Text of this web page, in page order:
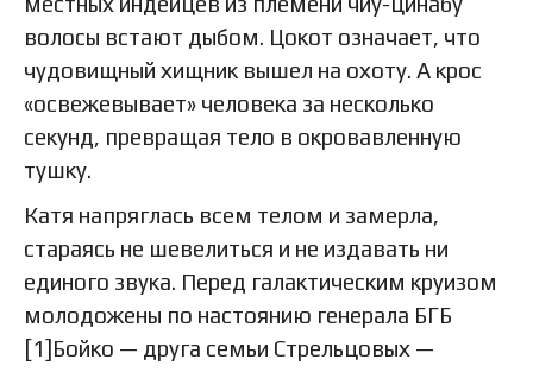
волосы встают дыбом. Цокот означает, что
чудовищный хищник вышел на охоту. А крос
«освежевывает» человека за несколько
секунд, превращая тело в окровавленную
тушку.
Катя напряглась всем телом и замерла,
стараясь не шевелиться и не издавать ни
единого звука. Перед галактическим круизом
молодожены по настоянию генерала БГБ
[1]Бойко — друга семьи Стрельцовых —